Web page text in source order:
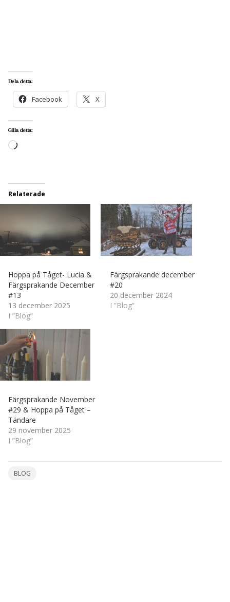
Dela detta:
Facebook X
Gilla detta:
Laddar
Relaterade
Hoppa på Tåget- Lucia &
Färgsprakande December
#13
13 december 2025
I ”Blog”
Färgsprakande december
#20
20 december 2024
I ”Blog”
Färgsprakande November
#29 & Hoppa på Tåget –
Tändare
29 november 2025
I ”Blog”
BLOG